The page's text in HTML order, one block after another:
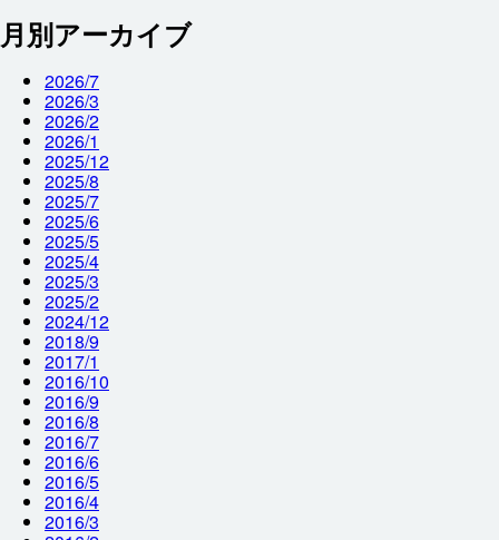
月別アーカイブ
2026/7
2026/3
2026/2
2026/1
2025/12
2025/8
2025/7
2025/6
2025/5
2025/4
2025/3
2025/2
2024/12
2018/9
2017/1
2016/10
2016/9
2016/8
2016/7
2016/6
2016/5
2016/4
2016/3